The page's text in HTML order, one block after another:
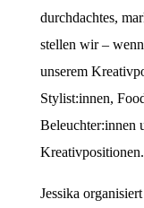
durchdachtes,
stellen wir –
unserem
Stylist:innen,
Beleuchter:innen
Kreativpositionen.
Jessika